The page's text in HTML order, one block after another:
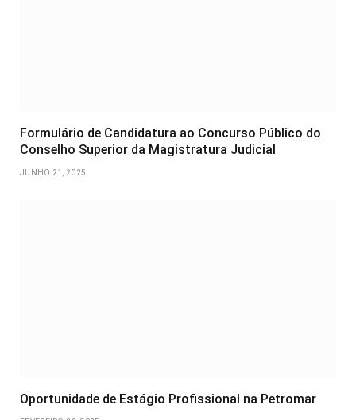
Formulário de Candidatura ao Concurso Público do
Conselho Superior da Magistratura Judicial
JUNHO 21, 2025
Oportunidade de Estágio Profissional na Petromar